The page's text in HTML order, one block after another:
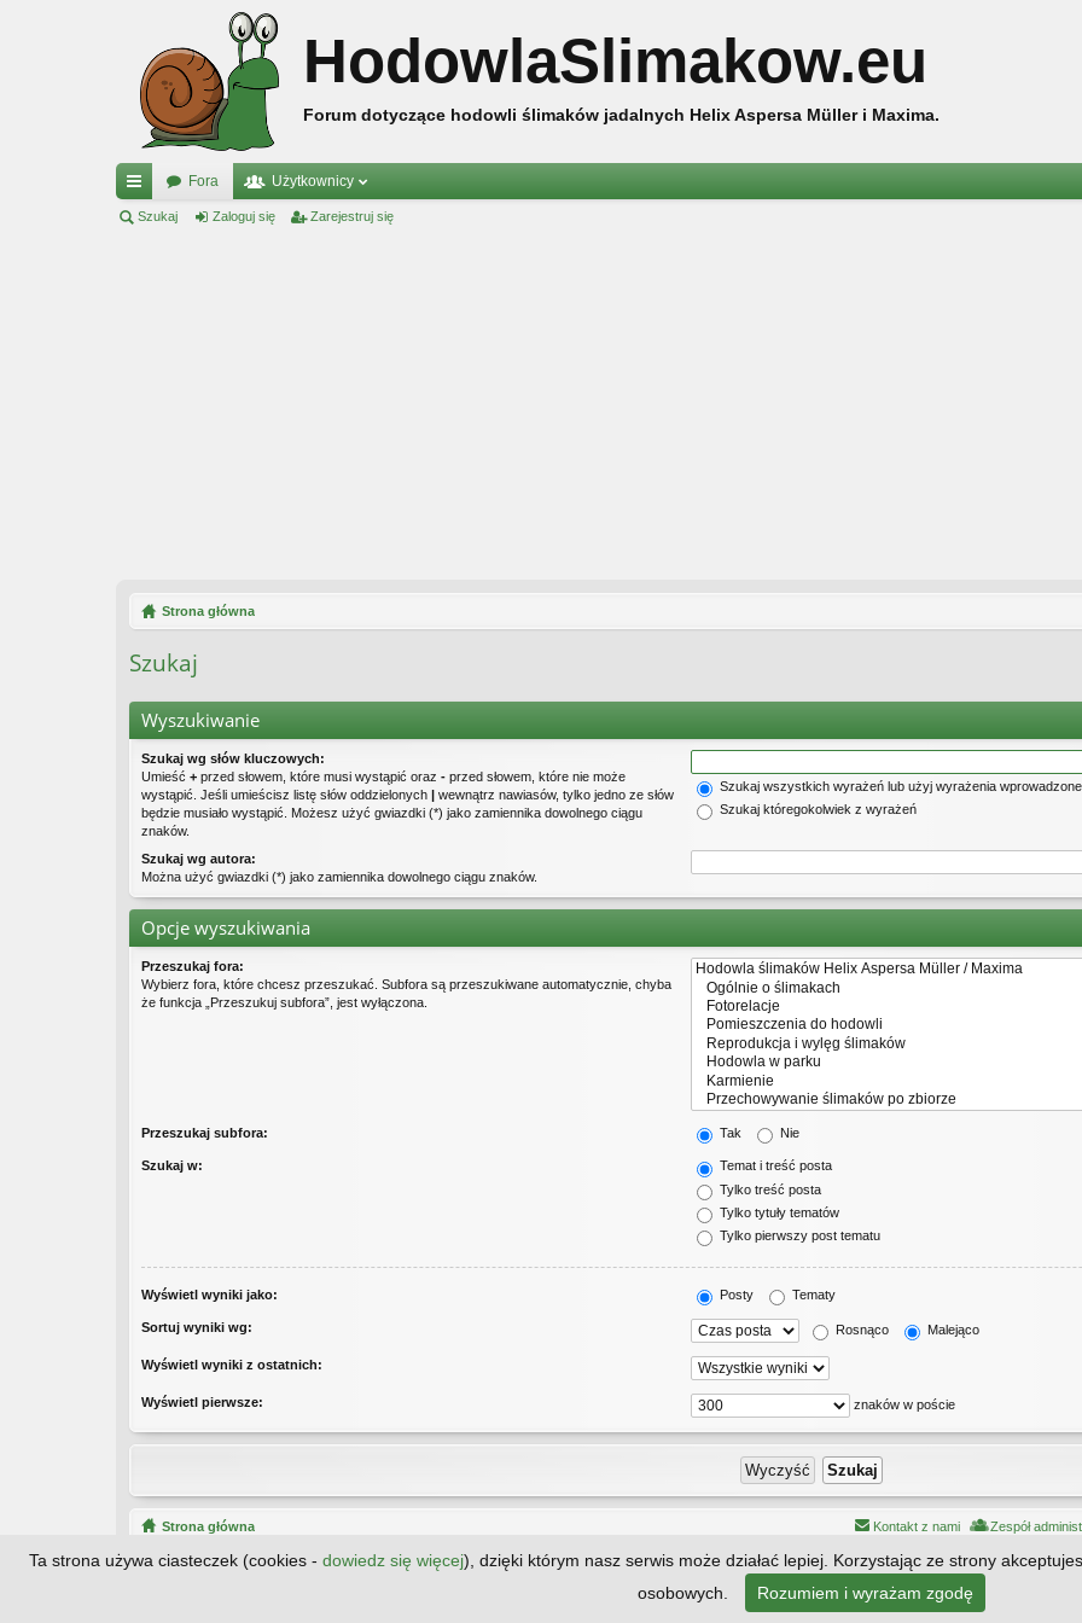
HodowlaSlimakow.eu
Forum dotyczące hodowli ślimaków jadalnych Helix Aspersa Müller i Maxima.
ię
Fora Użytkownicy
Szukaj Zaloguj się Zarejestruj się
Strona główna
Szukaj
Wyszukiwanie
Szukaj wg słów kluczowych:
Umieść + przed słowem, które musi wystąpić oraz - przed słowem, które nie może
wystąpić. Jeśli umieścisz listę słów oddzielonych | wewnątrz nawiasów, tylko jedno ze słów
będzie musiało wystąpić. Możesz użyć gwiazdki (*) jako zamiennika dowolnego ciągu
znaków.
Szukaj wszystkich wyrażeń lub użyj wyrażenia
Szukaj któregokolwiek z wyrażeń
Szukaj wg autora:
Można użyć gwiazdki (*) jako zamiennika dowolnego ciągu znaków.
Opcje wyszukiwania
Przeszukaj fora:
Wybierz fora, które chcesz przeszukać. Subfora są przeszukiwane automatycznie, chyba
że funkcja „Przeszukuj subfora”, jest wyłączona.
Przeszukaj subfora: Tak Nie
Szukaj w:
Temat i treść posta
Tylko treść posta
Tylko tytuły tematów
Tylko pierwszy post tematu
Wyświetl wyniki jako: Posty Tematy
Sortuj wyniki wg: Rosnąco Malejąco
Wyświetl wyniki z ostatnich:
Wyświetl pierwsze: znaków w poście
Strona główna Zespół
Kontakt z nami
phpBB® Forum Software © phpBB Limited | Style by
Polski pakiet językowy dostarczaphpBB.pl
Ta strona używa ciasteczek (cookies - dowiedz się więcej), dzięki którym nasz serwis może działać lepiej. Korzystając ze strony
osobowych.
Rozumiem i wyrażam zgodę